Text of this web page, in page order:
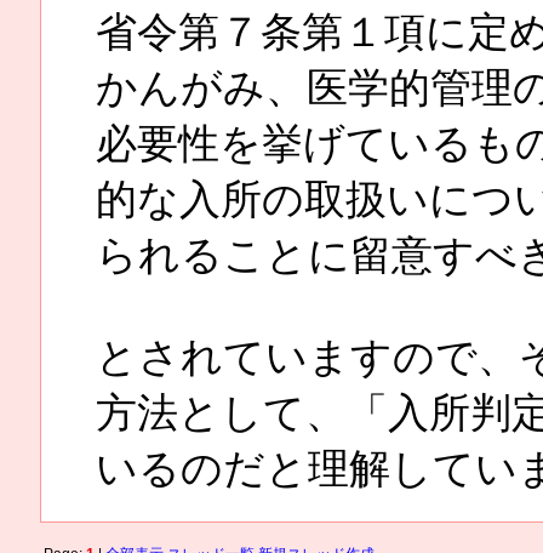
省令第７条第１項に定
かんがみ、医学的管理
必要性を挙げているも
的な入所の取扱いにつ
られることに留意すべ
とされていますので、
方法として、「入所判
いるのだと理解してい